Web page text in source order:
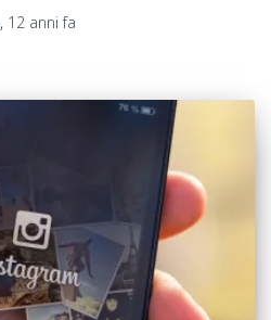
, 12 anni fa